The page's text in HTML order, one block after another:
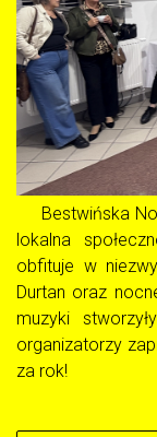
Bestwińska
lokalna
obfituje w
Durtan oraz
muzyki
organizatorzy
za rok!